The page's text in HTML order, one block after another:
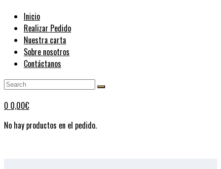
Inicio
Realizar Pedido
Nuestra carta
Sobre nosotros
Contáctanos
0 0,00€
No hay productos en el pedido.